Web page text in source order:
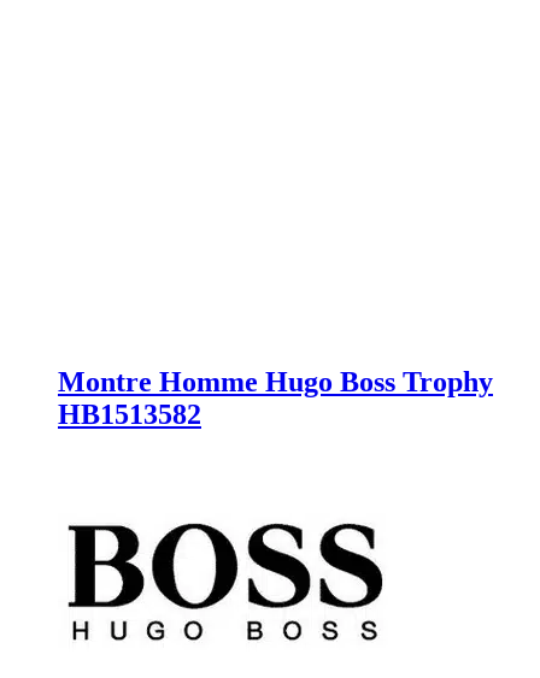
Montre Homme Hugo Boss Trophy
HB1513582